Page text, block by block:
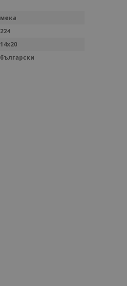
мека
224
14x20
български